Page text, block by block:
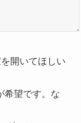
開いてほしい
希望です。な